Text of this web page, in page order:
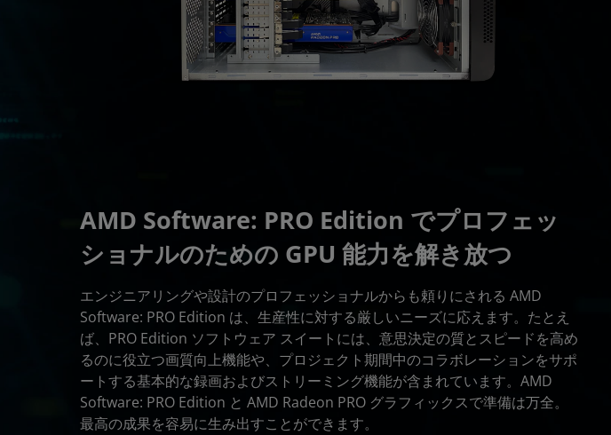
AMD Software: PRO Edition でプロフェッ
ショナルのための GPU 能力を解き放つ
エンジニアリングや設計のプロフェッショナルからも頼りにされる AMD
Software: PRO Edition は、生産性に対する厳しいニーズに応えます。たとえ
ば、PRO Edition ソフトウェア スイートには、意思決定の質とスピードを高め
るのに役立つ画質向上機能や、プロジェクト期間中のコラボレーションをサポ
ートする基本的な録画およびストリーミング機能が含まれています。AMD
Software: PRO Edition と AMD Radeon PRO グラフィックスで準備は万全。
最高の成果を容易に生み出すことができます。